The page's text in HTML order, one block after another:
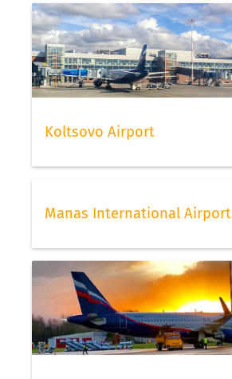
Koltsovo Airport
Manas International Airport